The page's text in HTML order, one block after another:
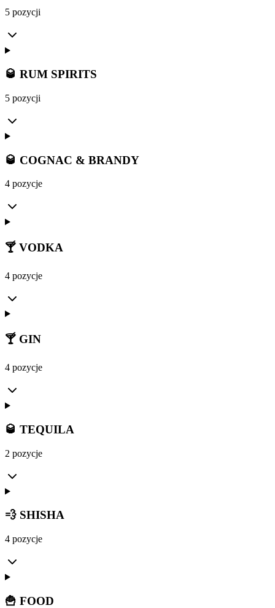
5 pozycji
🥃 RUM SPIRITS
5 pozycji
🥃 COGNAC & BRANDY
4 pozycje
🍸 VODKA
4 pozycje
🍸 GIN
4 pozycje
🥃 TEQUILA
2 pozycje
💨 SHISHA
4 pozycje
🍟 FOOD